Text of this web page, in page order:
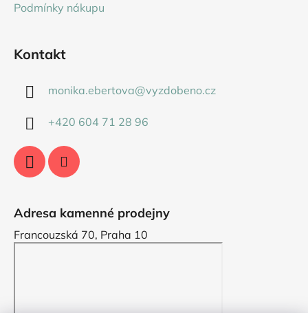
Podmínky nákupu
Kontakt
monika.ebertova@vyzdobeno.cz
+420 604 71 28 96
Adresa kamenné prodejny
Francouzská 70, Praha 10